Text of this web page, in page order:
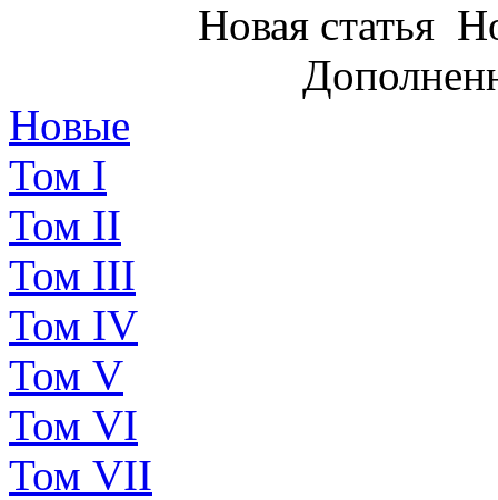
Новая статья
Новые
Том I
Том II
Том III
Том IV
Том V
Том VI
Том VII